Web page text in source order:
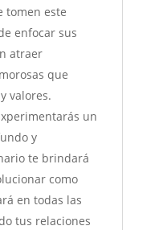
tomen este
enfocar sus
atraer
que
valores.
un
y
te brindará
como
en todas las
tus relaciones